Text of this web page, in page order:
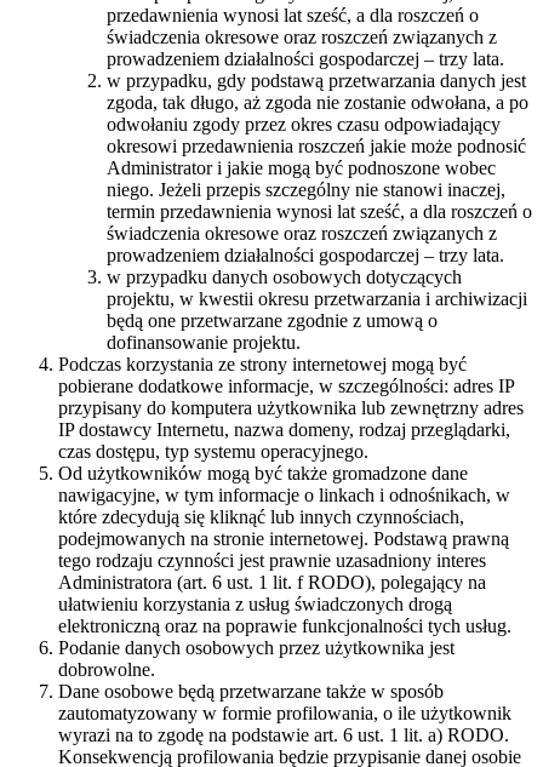
przedawnienia wynosi lat sześć, a dla roszczeń o
świadczenia okresowe oraz roszczeń związanych z
prowadzeniem działalności gospodarczej – trzy lata.
w przypadku, gdy podstawą przetwarzania danych jest
zgoda, tak długo, aż zgoda nie zostanie odwołana, a po
odwołaniu zgody przez okres czasu odpowiadający
okresowi przedawnienia roszczeń jakie może podnosić
Administrator i jakie mogą być podnoszone wobec
niego. Jeżeli przepis szczególny nie stanowi inaczej,
termin przedawnienia wynosi lat sześć, a dla roszczeń o
świadczenia okresowe oraz roszczeń związanych z
prowadzeniem działalności gospodarczej – trzy lata.
w przypadku danych osobowych dotyczących
projektu, w kwestii okresu przetwarzania i archiwizacji
będą one przetwarzane zgodnie z umową o
dofinansowanie projektu.
Podczas korzystania ze strony internetowej mogą być
pobierane dodatkowe informacje, w szczególności: adres IP
przypisany do komputera użytkownika lub zewnętrzny adres
IP dostawcy Internetu, nazwa domeny, rodzaj przeglądarki,
czas dostępu, typ systemu operacyjnego.
Od użytkowników mogą być także gromadzone dane
nawigacyjne, w tym informacje o linkach i odnośnikach, w
które zdecydują się kliknąć lub innych czynnościach,
podejmowanych na stronie internetowej. Podstawą prawną
tego rodzaju czynności jest prawnie uzasadniony interes
Administratora (art. 6 ust. 1 lit. f RODO), polegający na
ułatwieniu korzystania z usług świadczonych drogą
elektroniczną oraz na poprawie funkcjonalności tych usług.
Podanie danych osobowych przez użytkownika jest
dobrowolne.
Dane osobowe będą przetwarzane także w sposób
zautomatyzowany w formie profilowania, o ile użytkownik
wyrazi na to zgodę na podstawie art. 6 ust. 1 lit. a) RODO.
Konsekwencją profilowania będzie przypisanie danej osobie